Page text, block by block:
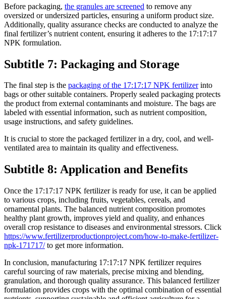
Before packaging, the granules are screened to remove any
oversized or undersized particles, ensuring a uniform product size.
Additionally, quality assurance checks are conducted to analyze the
final fertilizer’s nutrient content, ensuring it adheres to the 17:17:17
NPK formulation.
Subtitle 7: Packaging and Storage
The final step is the packaging of the 17:17:17 NPK fertilizerinto
bags or other suitable containers. Properly sealed packaging protects
the product from external contaminants and moisture. The bags are
labeled with essential information, such as nutrient composition,
usage instructions, and safety guidelines.
It is crucial to store the packaged fertilizer in a dry, cool, and well-
ventilated area to maintain its quality and effectiveness.
Subtitle 8: Application and Benefits
Once the 17:17:17 NPK fertilizer is ready for use, it can be applied
to various crops, including fruits, vegetables, cereals, and
ornamental plants. The balanced nutrient composition promotes
healthy plant growth, improves yield and quality, and enhances
overall crop resistance to diseases and environmental stressors. Click
https://www.fertilizerproductionproject.com/how-to-make-fertilizer-
npk-171717/to get more information.
In conclusion, manufacturing 17:17:17 NPK fertilizer requires
careful sourcing of raw materials, precise mixing and blending,
granulation, and thorough quality assurance. This balanced fertilizer
formulation provides crops with the optimal combination of essential